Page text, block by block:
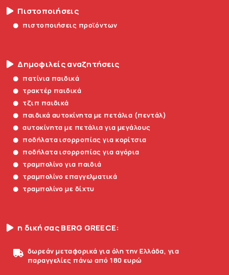
Πιστοποιήσεις
πιστοποιήσεις προϊόντων
Δημοφιλείς αναζητήσεις
πατίνια παιδικά
τρακτέρ παιδικά
τζιπ παιδικά
παιδικά αυτοκίνητα με πετάλια (πεντάλ)
αυτοκίνητα με πετάλια για μεγάλους
ποδήλατα ισορροπίας για κορίτσια
ποδήλατα ισορροπίας για αγόρια
τραμπολίνο για παιδιά
τραμπολίνο επαγγελματικά
τραμπολίνο με δίχτυ
η δική σας BERG GREECE:
δωρεάν μεταφορικά για όλη την Ελλάδα, για
παραγγελίες πάνω από 180 ευρώ